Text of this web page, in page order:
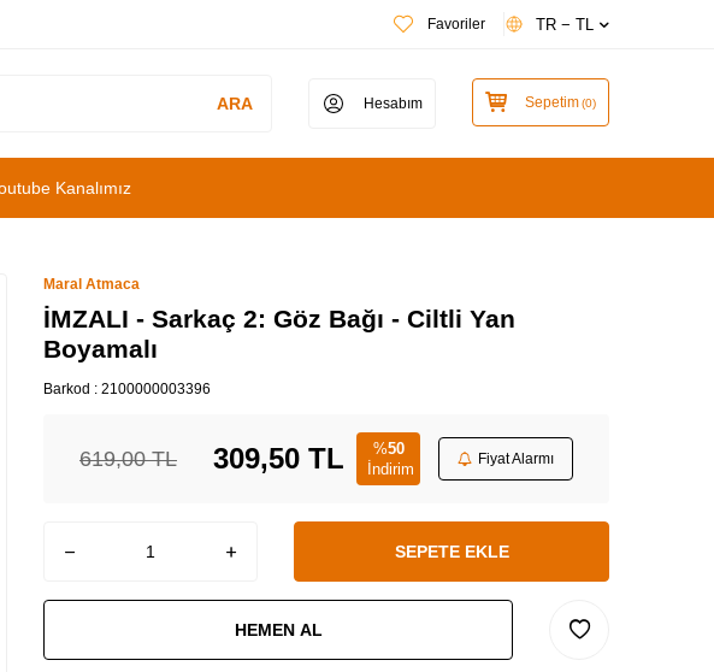
Favoriler TR − TL
ARA Hesabım Sepetim(0)
Kanalımız
Maral Atmaca
İMZALI - Sarkaç 2: Göz Bağı - Ciltli Yan
Boyamalı
Barkod : 2100000003396
619,00TL 309,50 TL %50
İndirim
Fiyat Alarmı
SEPETE EKLE
HEMEN AL